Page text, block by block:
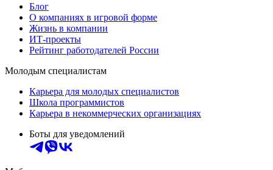
Блог
О компаниях в игровой форме
Жизнь в компании
ИТ-проекты
Рейтинг работодателей России
Молодым специалистам
Карьера для молодых специалистов
Школа программистов
Карьера в некоммерческих организациях
Боты для уведомлений